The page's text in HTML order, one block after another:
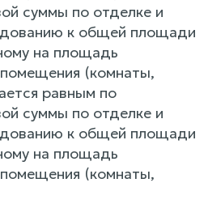
суммы по отделке и
к общей площади
на площадь
(комнаты,
равным по
суммы по отделке и
к общей площади
на площадь
(комнаты,